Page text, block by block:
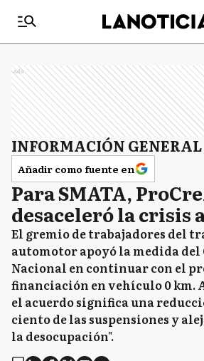
Ads
INFORMACIÓN GENERAL
Añadir como fuente en
Para SMATA,
desaceleró la crisis
El gremio de trabajadores del
automotor apoyó la medida del
Nacional en continuar con el
financiación en vehículo 0 km.
el acuerdo significa una
ciento de las suspensiones y
la desocupación".